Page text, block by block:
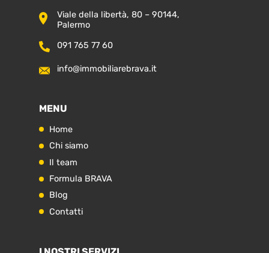
Viale della libertà, 80 – 90144,
Palermo
091 765 77 60
info@immobiliarebrava.it
MENU
Home
Chi siamo
Il team
Formula BRAVA
Blog
Contatti